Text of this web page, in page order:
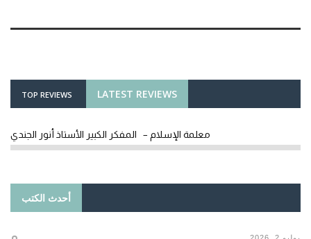
LATEST REVIEWS
TOP REVIEWS
معلمة الإسلام – المفكر الكبير الأستاذ أنور الجندي
أحدث الكتب